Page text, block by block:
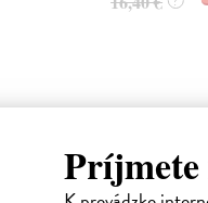
Príjmete